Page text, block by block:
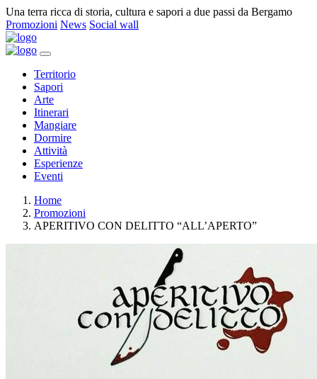
Una terra ricca di storia, cultura e sapori a due passi da Bergamo
Promozioni News Social wall
Territorio
Sapori
Arte
Itinerari
Mangiare
Dormire
Attività
Esperienze
Eventi
Home
Promozioni
APERITIVO CON DELITTO “ALL’APERTO”